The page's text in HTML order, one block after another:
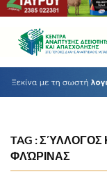
TAG : ΣΎΛΛΟΓΟΣ
ΦΛΏΡΙΝΑΣ